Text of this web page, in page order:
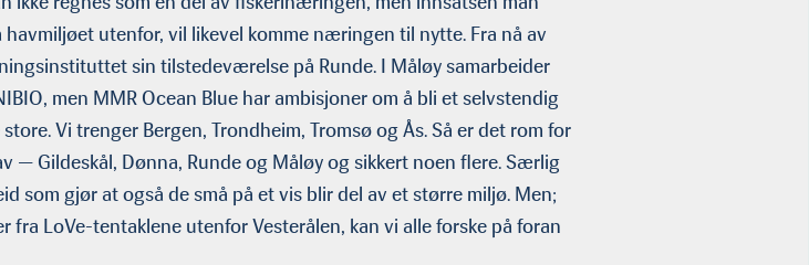
havmiljøet utenfor, vil likevel komme næringen til nytte. Fra nå av
sin tilstedeværelse på Runde. I Måløy samarbeider
men MMR Ocean Blue har ambisjoner om å bli et selvstendig
Vi trenger Bergen, Trondheim, Tromsø og Ås. Så er det rom for
— Gildeskål, Dønna, Runde og Måløy og sikkert noen flere. Særlig
som gjør at også de små på et vis blir del av et større miljø. Men;
fra LoVe-tentaklene utenfor Vesterålen, kan vi alle forske på foran